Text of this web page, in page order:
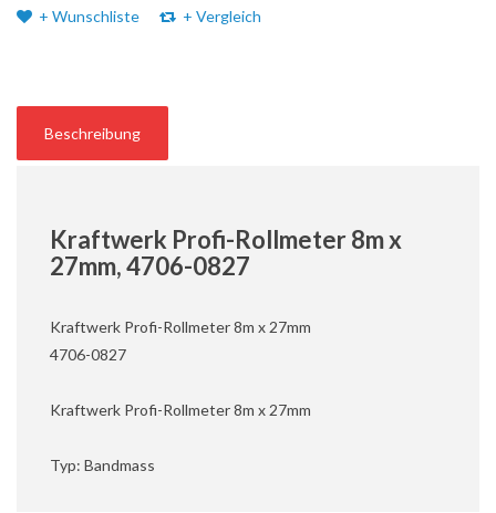
+ Wunschliste + Vergleich
Beschreibung
Kraftwerk Profi-Rollmeter 8m x
27mm, 4706-0827
Kraftwerk Profi-Rollmeter 8m x 27mm
4706-0827
Kraftwerk Profi-Rollmeter 8m x 27mm
Typ: Bandmass